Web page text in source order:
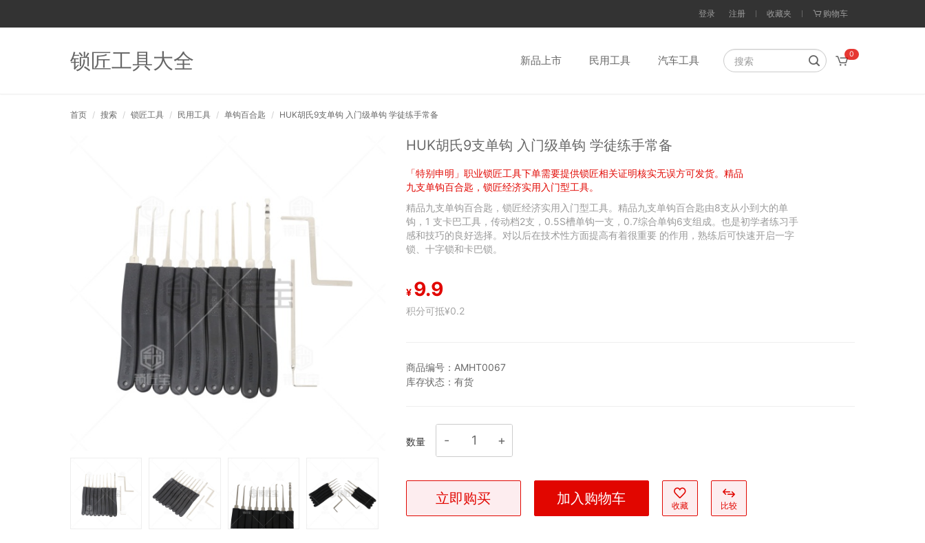
登录 注册 收藏夹 购物车
锁匠工具大全 0
新品上市 民用工具 汽车工具
首页 搜索 锁匠工具 民用工具 单钩百合匙 HUK胡氏9支单钩 入门级单钩 学徒练手常备
HUK胡氏9支单钩 入门级单钩 学徒练手常备
「特别申明」职业锁匠工具下单需要提供锁匠相关证明核实无误方可发货。精品
九支单钩百合匙，锁匠经济实用入门型工具。
精品九支单钩百合匙，锁匠经济实用入门型工具。精品九支单钩百合匙由8支从小到大的单
钩，1 支卡巴工具，传动档2支，0.5S槽单钩一支，0.7综合单钩6支组成。也是初学者练习手
感和技巧的良好选择。对以后在技术性方面提高有着很重要 的作用，熟练后可快速开启一字
锁、十字锁和卡巴锁。
¥ 9.9
积分可抵¥0.2
商品编号： AMHT0067
库存状态： 有货
数量
立即购买 加入购物车 收藏 比较